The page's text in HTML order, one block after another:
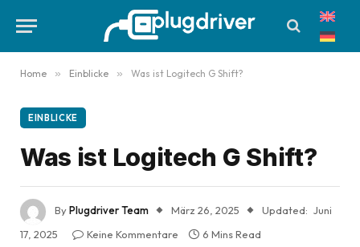
Home » Einblicke » Was ist Logitech G Shift?
EINBLICKE
Was ist Logitech G Shift?
ByPlugdriver Team März 26, 2025 Updated: Juni
17, 2025
Keine Kommentare 6 Mins Read